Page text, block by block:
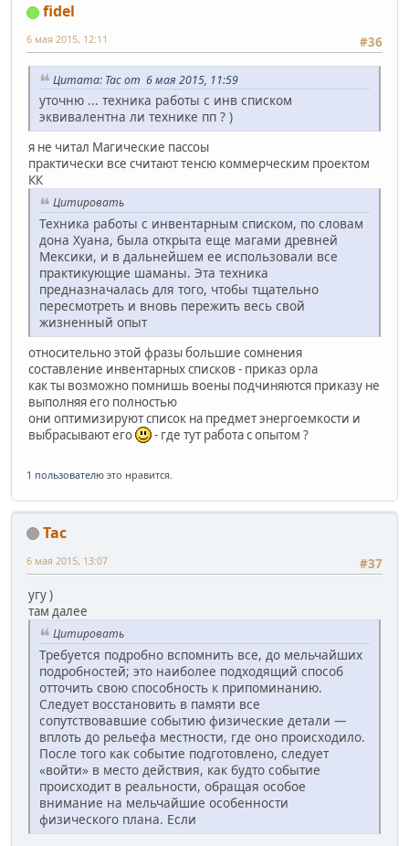
fidel
#36
6 мая 2015, 12:11
Цитата: Tac от 6 мая 2015, 11:59
уточню ... техника работы с инв списком
эквивалентна ли технике пп ? )
я не читал Магические пассоы
практически все считают тенсю коммерческим проектом
КК
Цитировать
Техника работы с инвентарным списком, по словам
дона Хуана, была открыта еще магами древней
Мексики, и в дальнейшем ее использовали все
практикующие шаманы. Эта техника
предназначалась для того, чтобы тщательно
пересмотреть и вновь пережить весь свой
жизненный опыт
относительно этой фразы большие сомнения
составление инвентарных списков - приказ орла
как ты возможно помнишь воены подчиняются приказу не
выполняя его полностью
они оптимизируют список на предмет энергоемкости и
выбрасывают его
- где тут работа с опытом ?
1 пользователю это нравится.
Tac
#37
6 мая 2015, 13:07
угу )
там далее
Цитировать
Требуется подробно вспомнить все, до мельчайших
подробностей; это наиболее подходящий способ
отточить свою способность к припоминанию.
Следует восстановить в памяти все
сопутствовавшие событию физические детали —
вплоть до рельефа местности, где оно происходило.
После того как событие подготовлено, следует
«войти» в место действия, как будто событие
происходит в реальности, обращая особое
внимание на мельчайшие особенности
физического плана. Если